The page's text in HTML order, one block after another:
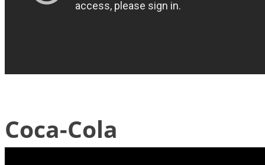
Coca-Cola